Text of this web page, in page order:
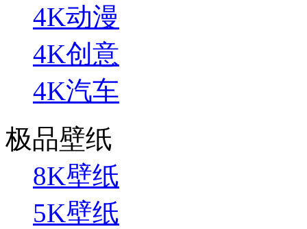
4K动漫
4K创意
4K汽车
极品壁纸
8K壁纸
5K壁纸